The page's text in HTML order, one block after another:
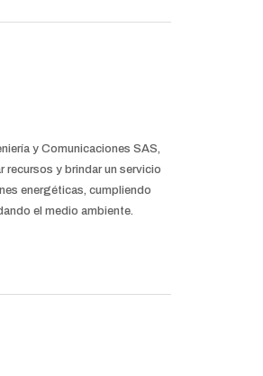
y Comunicaciones SAS,
recursos y brindar un servicio
energéticas, cumpliendo
el medio ambiente.